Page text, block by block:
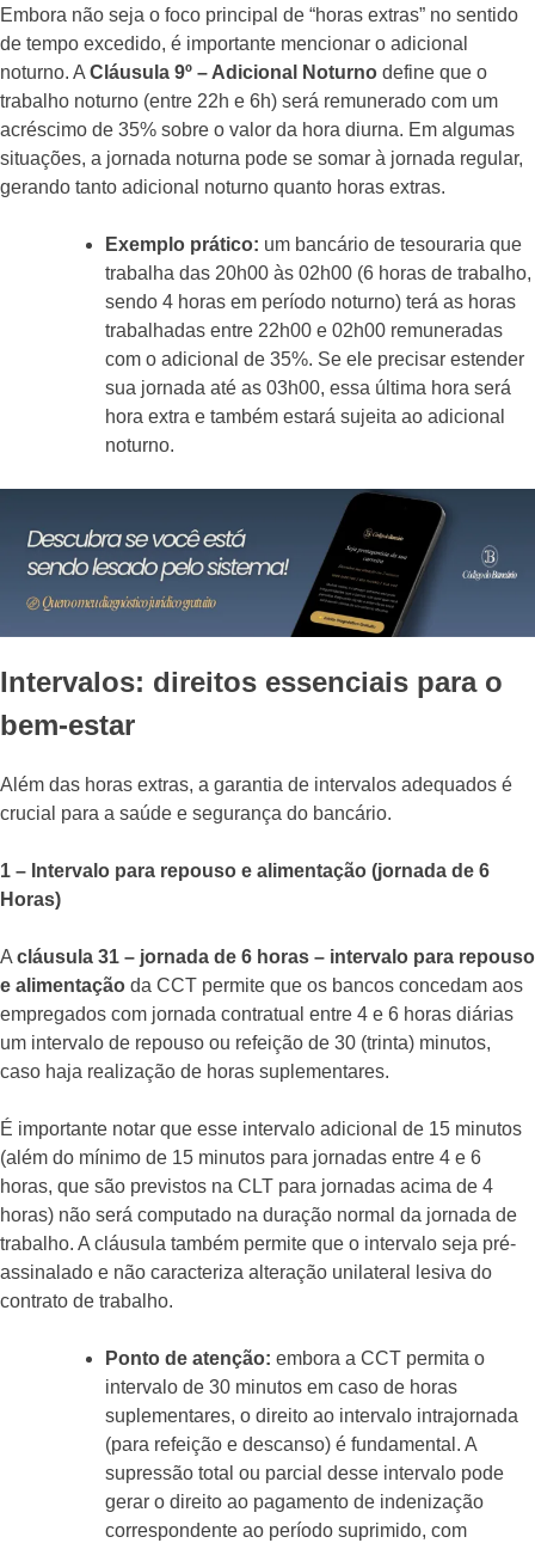
Embora não seja o foco principal de “horas extras” no sentido
de tempo excedido, é importante mencionar o adicional
noturno. A Cláusula 9º – Adicional Noturno define que o
trabalho noturno (entre 22h e 6h) será remunerado com um
acréscimo de 35% sobre o valor da hora diurna. Em algumas
situações, a jornada noturna pode se somar à jornada regular,
gerando tanto adicional noturno quanto horas extras.
Exemplo prático: um bancário de tesouraria que
trabalha das 20h00 às 02h00 (6 horas de trabalho,
sendo 4 horas em período noturno) terá as horas
trabalhadas entre 22h00 e 02h00 remuneradas
com o adicional de 35%. Se ele precisar estender
sua jornada até as 03h00, essa última hora será
hora extra e também estará sujeita ao adicional
noturno.
Intervalos: direitos essenciais para o
bem-estar
Além das horas extras, a garantia de intervalos adequados é
crucial para a saúde e segurança do bancário.
1 – Intervalo para repouso e alimentação (jornada de 6
Horas)
A cláusula 31 – jornada de 6 horas – intervalo para repouso
e alimentação da CCT permite que os bancos concedam aos
empregados com jornada contratual entre 4 e 6 horas diárias
um intervalo de repouso ou refeição de 30 (trinta) minutos,
caso haja realização de horas suplementares.
É importante notar que esse intervalo adicional de 15 minutos
(além do mínimo de 15 minutos para jornadas entre 4 e 6
horas, que são previstos na CLT para jornadas acima de 4
horas) não será computado na duração normal da jornada de
trabalho. A cláusula também permite que o intervalo seja pré-
assinalado e não caracteriza alteração unilateral lesiva do
contrato de trabalho.
Ponto de atenção: embora a CCT permita o
intervalo de 30 minutos em caso de horas
suplementares, o direito ao intervalo intrajornada
(para refeição e descanso) é fundamental. A
supressão total ou parcial desse intervalo pode
gerar o direito ao pagamento de indenização
correspondente ao período suprimido, com